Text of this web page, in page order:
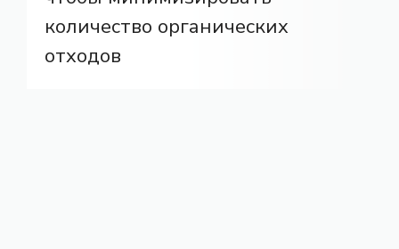
количество органических
отходов